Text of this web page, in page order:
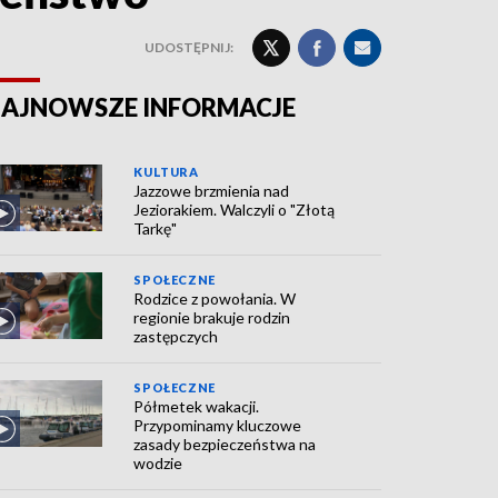
UDOSTĘPNIJ:
INFORMACJE
KULTURA
Jazzowe brzmienia nad
Jeziorakiem. Walczyli o "Złotą
Tarkę"
SPOŁECZNE
Rodzice z powołania. W
regionie brakuje rodzin
zastępczych
SPOŁECZNE
Półmetek wakacji.
Przypominamy kluczowe
zasady bezpieczeństwa na
wodzie